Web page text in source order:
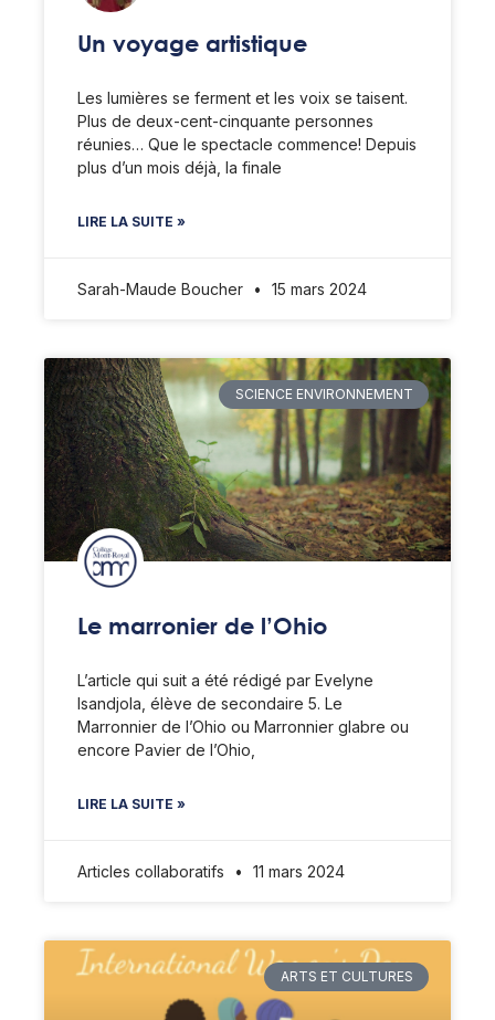
Un voyage artistique
Les lumières se ferment et les voix se taisent.
Plus de deux-cent-cinquante personnes
réunies… Que le spectacle commence! Depuis
plus d’un mois déjà, la finale
LIRE LA SUITE »
Sarah-Maude Boucher 15 mars 2024
SCIENCE ENVIRONNEMENT
Le marronier de l’Ohio
L’article qui suit a été rédigé par Evelyne
Isandjola, élève de secondaire 5. Le
Marronnier de l’Ohio ou Marronnier glabre ou
encore Pavier de l’Ohio,
LIRE LA SUITE »
Articles collaboratifs 11 mars 2024
ARTS ET CULTURES